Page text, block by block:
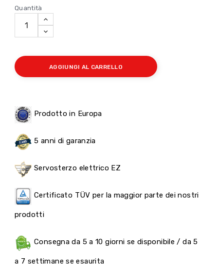
Quantità
AGGIUNGI AL CARRELLO
Prodotto in Europa
5 anni di garanzia
Servosterzo elettrico EZ
Certificato TÜV per la maggior parte dei nostri
prodotti
Consegna da 5 a 10 giorni se disponibile / da 5
a 7 settimane se esaurita